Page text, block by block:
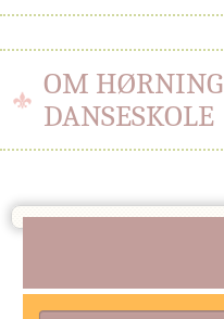
OM HØRNING
DANSESKOLE